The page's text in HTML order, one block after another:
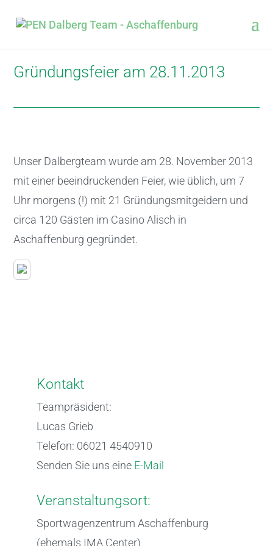
Gründungsfeier am 28.11.2013
Unser Dalbergteam wurde am 28. November 2013
mit einer beeindruckenden Feier, wie üblich, um 7
Uhr morgens (!) mit 21 Gründungsmitgeidern und
circa 120 Gästen im Casino Alisch in
Aschaffenburg gegründet.
Kontakt
Teampräsident:
Lucas Grieb
Telefon: 06021 4540910
Senden Sie uns eine E-Mail
Veranstaltungsort:
Sportwagenzentrum Aschaffenburg
(ehemals IMA Center)